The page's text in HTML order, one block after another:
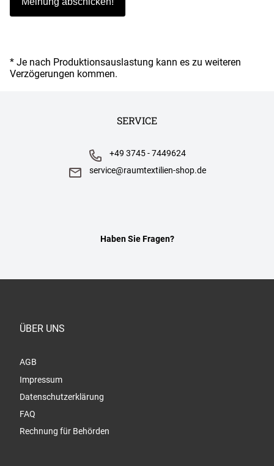
* Je nach Produktionsauslastung kann es zu weiteren
Verzögerungen kommen.
SERVICE
Haben Sie Fragen?
+49 3745 - 7449624
service@raumtextilien-shop.de
ÜBER UNS
AGB
Impressum
Datenschutzerklärung
FAQ
Rechnung für Behörden